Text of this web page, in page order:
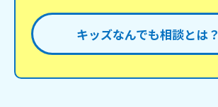
キッズなんでも相談とは？